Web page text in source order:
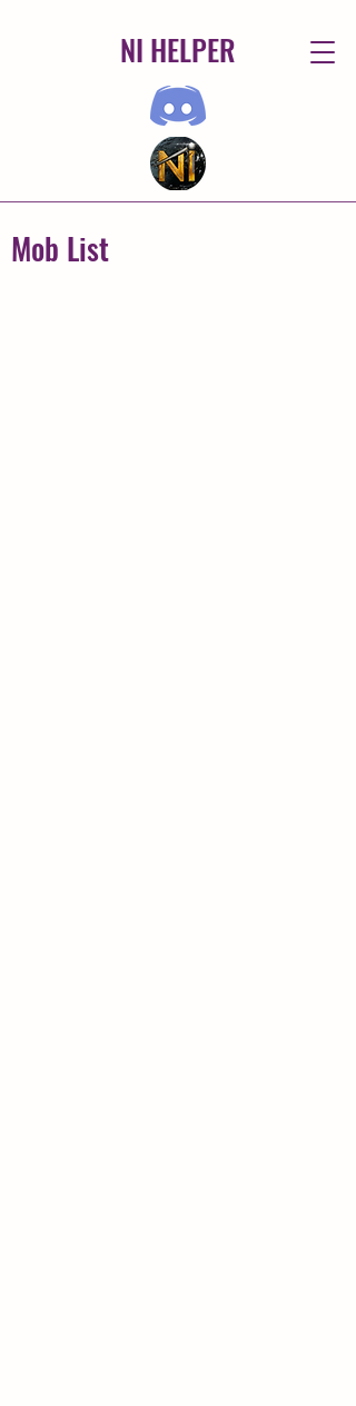
NI HELPER
Mob List